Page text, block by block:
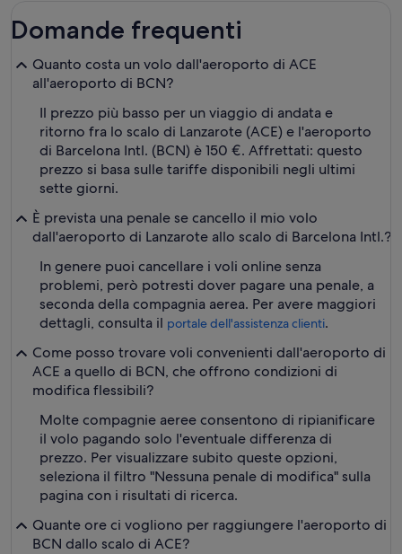
Domande frequenti
Quanto costa un volo dall'aeroporto di ACE
all'aeroporto di BCN?
Il prezzo più basso per un viaggio di andata e
ritorno fra lo scalo di Lanzarote (ACE) e l'aeroporto
di Barcelona Intl. (BCN) è 150 €. Affrettati: questo
prezzo si basa sulle tariffe disponibili negli ultimi
sette giorni.
È prevista una penale se cancello il mio volo
dall'aeroporto di Lanzarote allo scalo di Barcelona Intl.?
In genere puoi cancellare i voli online senza
problemi, però potresti dover pagare una penale, a
seconda della compagnia aerea. Per avere maggiori
dettagli, consulta il portale dell'assistenza clienti.
Come posso trovare voli convenienti dall'aeroporto di
ACE a quello di BCN, che offrono condizioni di
modifica flessibili?
Molte compagnie aeree consentono di ripianificare
il volo pagando solo l'eventuale differenza di
prezzo. Per visualizzare subito queste opzioni,
seleziona il filtro "Nessuna penale di modifica" sulla
pagina con i risultati di ricerca.
Quante ore ci vogliono per raggiungere l'aeroporto di
BCN dallo scalo di ACE?